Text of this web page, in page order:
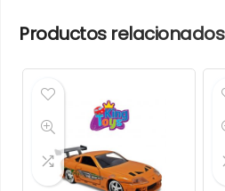
Productos relacionados